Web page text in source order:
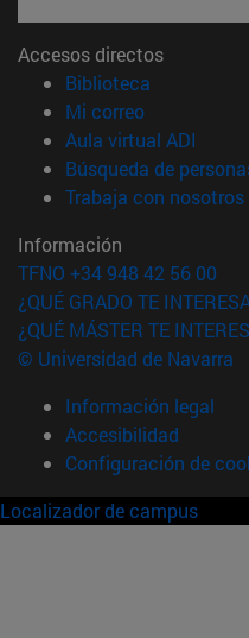
Accesos directos
Biblioteca
Mi correo(abre en
Aula virtual ADI
Búsqueda de
Trabaja con nosotros
Información
TFNO +34 948 42 56 00
¿QUÉ GRADO TE
¿QUÉ MÁSTER TE
© Universidad de Navarra
Información legal
Accesibilidad
Configuración de
Localizador de campus